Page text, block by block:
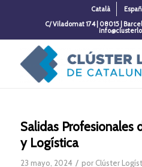
Català
C/ Viladomat 174 | 08015 |
Salidas Profesionales
y Logística
23 mayo, 2024 / por Clúster